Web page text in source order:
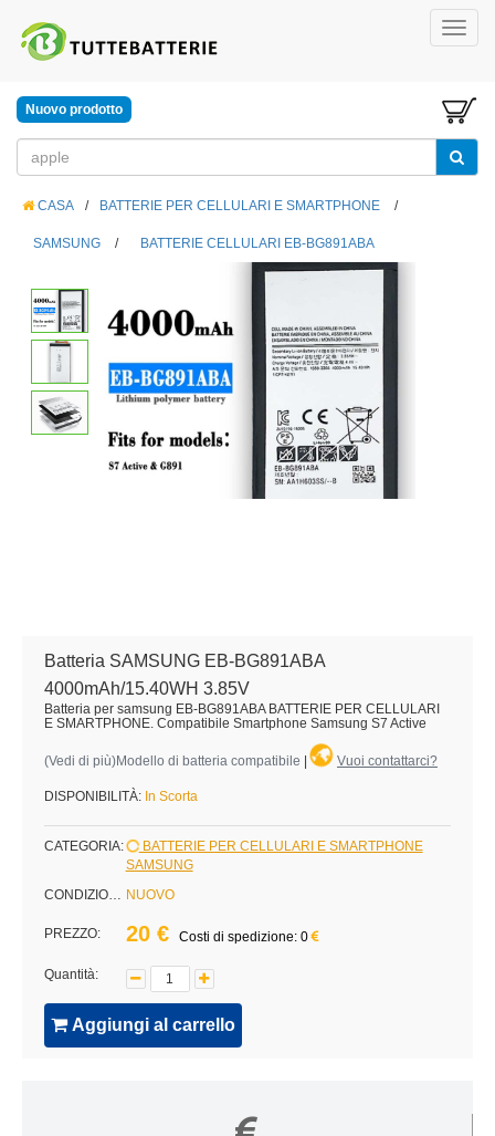
Nuovo prodotto
CASA / BATTERIE PER CELLULARI E SMARTPHONE /
SAMSUNG / BATTERIE CELLULARI EB-BG891ABA
Batteria SAMSUNG EB-BG891ABA
4000mAh/15.40WH 3.85V
Batteria per samsung EB-BG891ABA BATTERIE PER CELLULARI
E SMARTPHONE. Compatibile Smartphone Samsung S7 Active
(Vedi di più)Modello di batteria compatibile Vuoi contattarci?
DISPONIBILITÀ: In Scorta
CATEGORIA:
BATTERIE PER CELLULARI E SMARTPHONE
SAMSUNG
CONDIZIONE: NUOVO
PREZZO: 20 € Costi di spedizione: 0
Quantità:
Aggiungi al carrello